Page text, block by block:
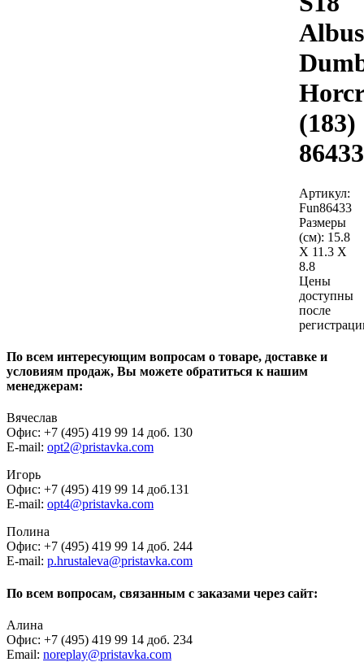
Albus
(183)
86433
Артикул:
Fun86433
Размеры
(см): 15.8
X 11.3 X
8.8
Цены
доступны
после
По всем интересующим вопросам о товаре, доставке и
условиям продаж, Вы можете обратиться к нашим
менеджерам:
Вячеслав
Офис: +7 (495) 419 99 14 доб. 130
E-mail: opt2@pristavka.com
Игорь
Офис: +7 (495) 419 99 14 доб.131
E-mail: opt4@pristavka.com
Полина
Офис: +7 (495) 419 99 14 доб. 244
E-mail: p.hrustaleva@pristavka.com
По всем вопросам, связанным с заказами через сайт:
Алина
Офис: +7 (495) 419 99 14 доб. 234
Email: noreplay@pristavka.com